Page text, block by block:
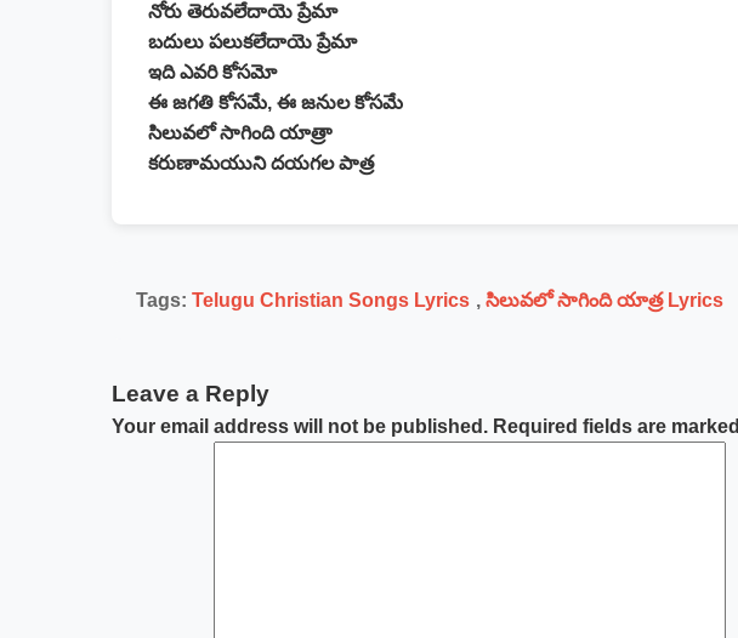
నోరు తెరువలేదాయె ప్రేమా
బదులు పలుకలేదాయె ప్రేమా
ఇది ఎవరి కోసమో
ఈ జగతి కోసమే, ఈ జనుల కోసమే
సిలువలో సాగింది యాత్రా
కరుణామయుని దయగల పాత్ర
Tags: Telugu Christian Songs Lyrics , సిలువలో సాగింది యాత్ర Lyrics
Leave a Reply
Your email address will not be published. Required fields are marked